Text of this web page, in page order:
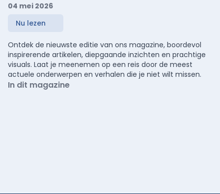
04 mei 2026
Nu lezen
Ontdek de nieuwste editie van ons magazine, boordevol
inspirerende artikelen, diepgaande inzichten en prachtige
visuals. Laat je meenemen op een reis door de meest
actuele onderwerpen en verhalen die je niet wilt missen.
In dit magazine